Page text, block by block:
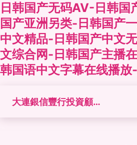
日韩国产无码AV-日韩国
国产亚洲另类-日韩国产
中文精品-日韩国产中文
文综合网-日韩国产主播
韩国语中文字幕在线播
大連銀信豐行投資顧問發展有限公司